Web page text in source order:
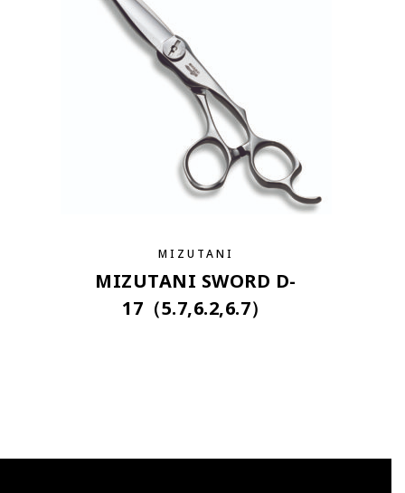
MIZUTANI
MIZUTANI SWORD D-
17（5.7,6.2,6.7）